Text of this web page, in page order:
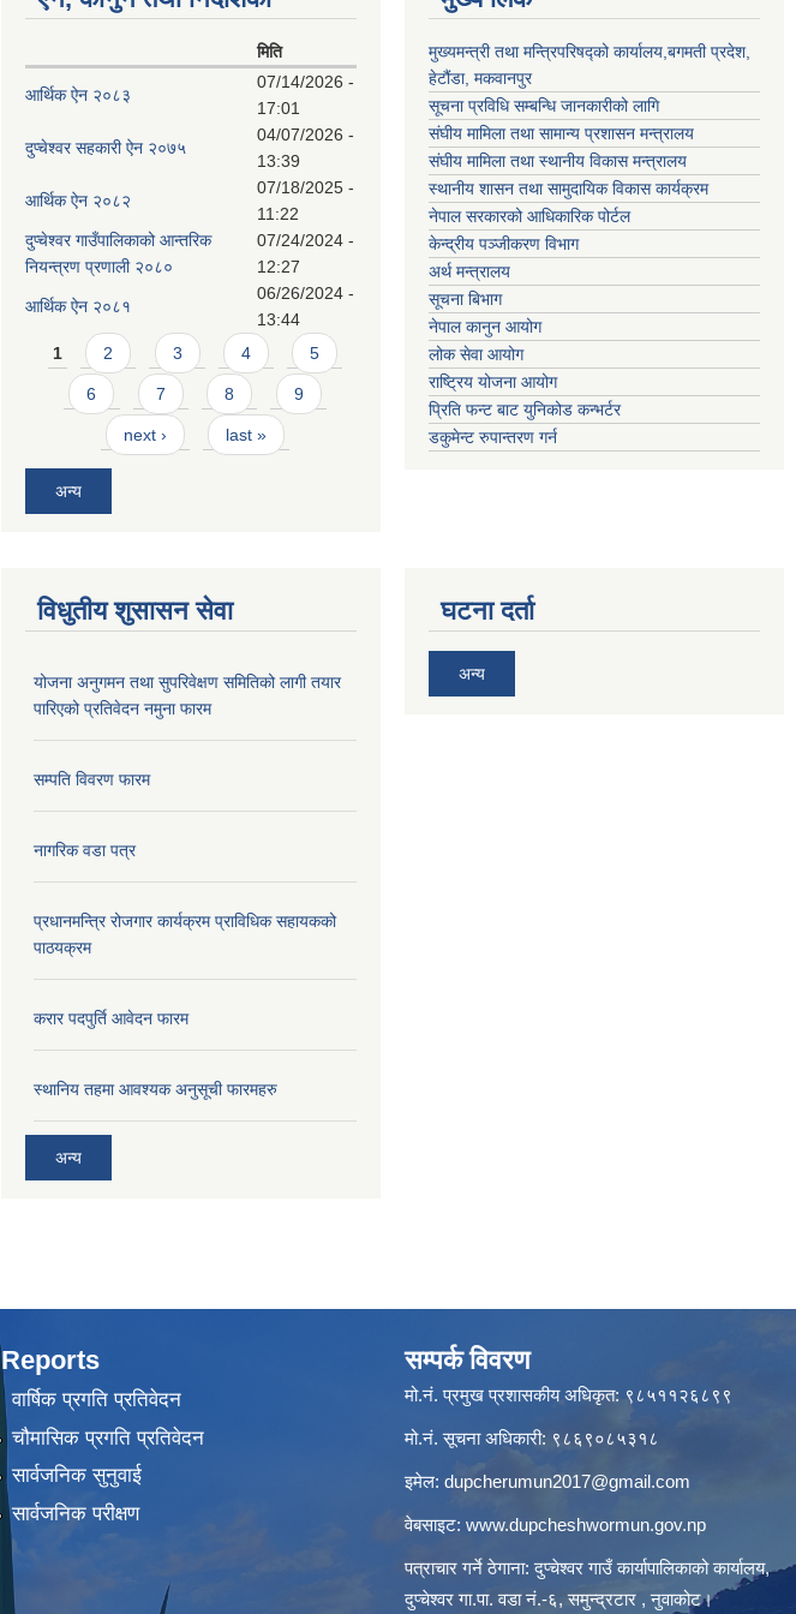
मिति
आर्थिक ऐन २०८३
07/14/2026 -
17:01
दुप्चेश्वर सहकारी ऐन २०७५
04/07/2026 -
13:39
आर्थिक ऐन २०८२
07/18/2025 -
11:22
दुप्चेश्वर गाउँपालिकाको आन्तरिक
नियन्त्रण प्रणाली २०८०
07/24/2024 -
12:27
आर्थिक ऐन २०८१
06/26/2024 -
13:44
Pages
1 2 3 4 5
6 7 8 9
next › last »
अन्य
मुख्यमन्त्री तथा मन्त्रिपरिषद्को कार्यालय,बगमती प्रदेश,
हेटौंडा, मकवानपुर
सूचना प्रविधि सम्बन्धि जानकारीको लागि
संघीय मामिला तथा सामान्य प्रशासन मन्त्रालय
संघीय मामिला तथा स्थानीय विकास मन्त्रालय
स्थानीय शासन तथा सामुदायिक विकास कार्यक्रम
नेपाल सरकारको आधिकारिक पोर्टल
केन्द्रीय पञ्जीकरण विभाग
अर्थ मन्त्रालय
सूचना बिभाग
नेपाल कानुन आयोग
लोक सेवा आयोग
राष्ट्रिय योजना आयोग
प्रिति फन्ट बाट युनिकोड कन्भर्टर
डकुमेन्ट रुपान्तरण गर्न
विधुतीय शुसासन सेवा
योजना अनुगमन तथा सुपरिवेक्षण समितिको लागी तयार
पारिएको प्रतिवेदन नमुना फारम
सम्पति विवरण फारम
नागरिक वडा पत्र
प्रधानमन्त्रि रोजगार कार्यक्रम प्राविधिक सहायकको
पाठयक्रम
करार पदपुर्ति आवेदन फारम
स्थानिय तहमा आवश्यक अनुसूची फारमहरु
अन्य
घटना दर्ता
अन्य
Reports
वार्षिक प्रगति प्रतिवेदन
चौमासिक प्रगति प्रतिवेदन
सार्वजनिक सुनुवाई
सार्वजनिक परीक्षण
सम्पर्क विवरण
मो.नं. प्रमुख प्रशासकीय अधिकृत: ९८५११२६८९९
मो.नं. सूचना अधिकारी: ९८६९०८५३१८
इमेल: dupcherumun2017@gmail.com
वेबसाइट: www.dupcheshwormun.gov.np
पत्राचार गर्ने ठेगाना: दुप्चेश्वर गाउँ कार्यापालिकाको कार्यालय,
दुप्चेश्वर गा.पा. वडा नं.-६, समुन्द्रटार , नुवाकोट।